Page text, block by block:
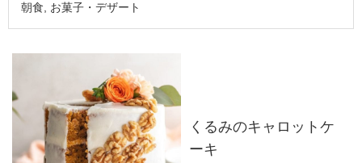
朝食, お菓子・デザート
くるみのキャロットケ
ーキ